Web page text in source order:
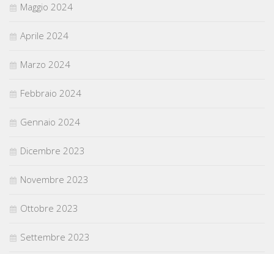
Maggio 2024
Aprile 2024
Marzo 2024
Febbraio 2024
Gennaio 2024
Dicembre 2023
Novembre 2023
Ottobre 2023
Settembre 2023